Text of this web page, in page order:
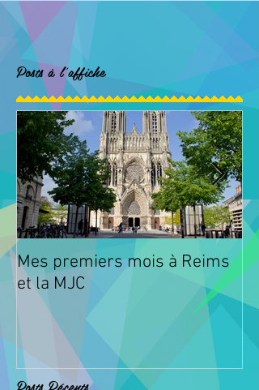
Posts à l'affiche
Mes premiers mois à Reims
et la MJC